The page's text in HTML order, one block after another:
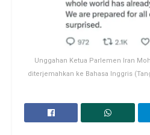
Unggahan Ketua Parlemen Iran
diterjemahkan ke Bahasa Inggris